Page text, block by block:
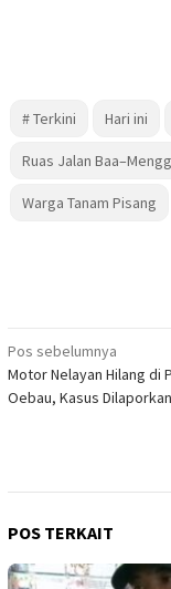
# Terkini Hari ini
Ruas Jalan
Warga Tanam Pisang
Navigasi
pos
Pos sebelumnya
Motor Nelayan Hilang di
Oebau, Kasus
POS TERKAIT